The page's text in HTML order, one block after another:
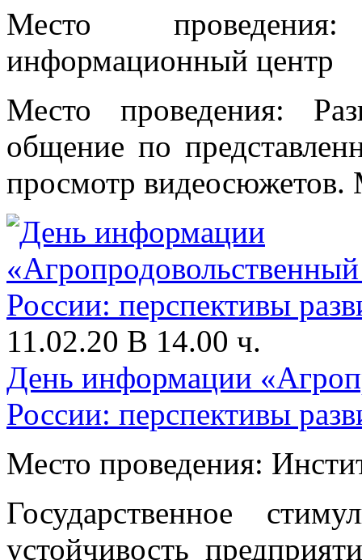
Место
информационный центр
Место проведения:
общение по
просмотр видеосюжетов.
11.02.20 В 14.00 ч.
День информации
России: перспективы
Место проведения:
Государственное
устойчивость